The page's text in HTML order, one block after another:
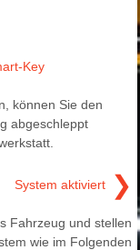
Key
können Sie den
abgeschleppt
System aktiviert ❯
Fahrzeug und stellen
wie im Folgenden